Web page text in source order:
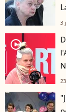
3
player2